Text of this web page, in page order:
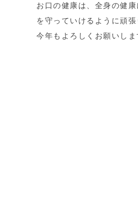
お口の健康は、全身の健
を守っていけるように頑
今年もよろしくお願いしま